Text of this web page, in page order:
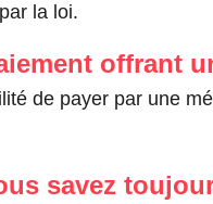
la loi.
offrant
de payer par une
savez